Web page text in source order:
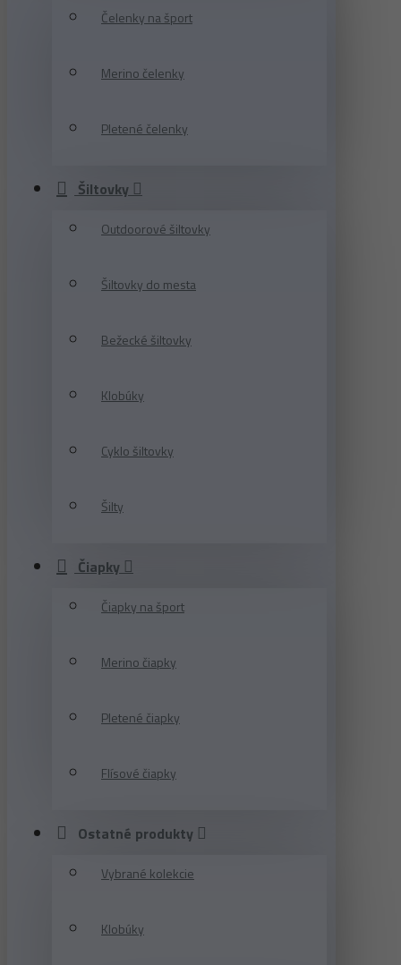
Čelenky na šport
Merino čelenky
Pletené čelenky
Šiltovky
Outdoorové šiltovky
Šiltovky do mesta
Bežecké šiltovky
Klobúky
Cyklo šiltovky
Šilty
Čiapky
Čiapky na šport
Merino čiapky
Pletené čiapky
Flísové čiapky
Ostatné produkty
Vybrané kolekcie
Klobúky